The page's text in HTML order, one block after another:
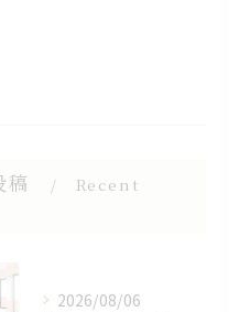
稿
Recent
2026/08/06